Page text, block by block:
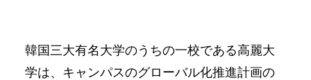
韓国三大有名大学のうちの一校である高麗大
学は、キャンパスのグローバル化推進計画の